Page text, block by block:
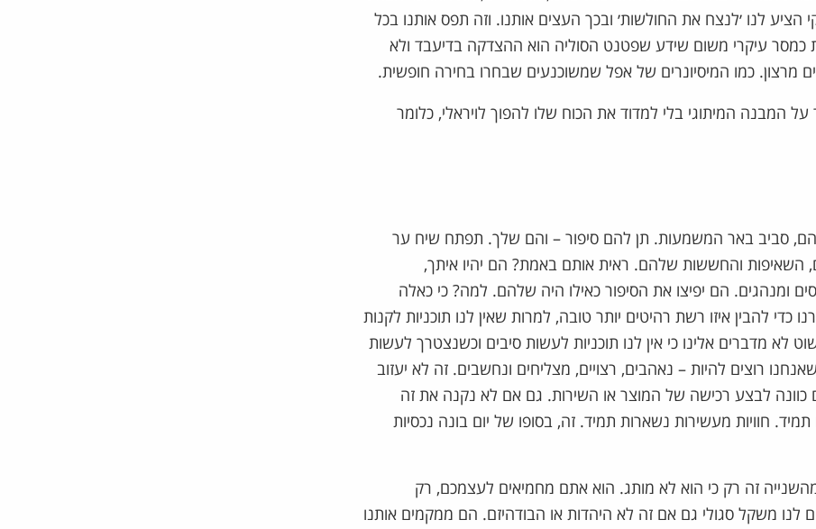
הציע לנו ׳לנצח את החולשות׳ ובכך העצים אותנו. וזה תפס אותנו בכל
כמסר עיקרי משום שידע שפטנט הסוליה הוא ההצדקה בדיעבד ולא
מרצון. כמו המיסיונרים של אפל שמשוכנעים שבחרו בחירה חופשית.
על המבנה המיתוגי בלי למדוד את הכוח שלו להפוך לויראלי, כלומר
סביב באר המשמעות. תן להם סיפור – והם שלך. תפתח שיח ער
השאיפות והחששות שלהם. ראית אותם באמת? הם יהיו איתך,
הם יפיצו את הסיפור כאילו היה שלהם. למה? כי כאלה
להבין איזו רשת רהיטים יותר טובה, למרות שאין לנו תוכניות לקנות
מדברים אלינו כי אין לנו תוכניות לעשות סיבים וכשנצטרך לעשות
רוצים להיות – נאהבים, רצויים, מצליחים ונחשבים. זה לא יעזוב
כוונה לבצע רכישה של המוצר או השירות. גם אם לא נקנה את זה
חוויות מעשירות נשארות תמיד. זה, בסופו של יום בונה נכסיות
זה רק כי הוא לא מותג. הוא אתם מחמיאים לעצמכם, רק
לנו משקל סגולי גם אם זה לא היהדות או הבודהיזם. הם ממקמים אותנו